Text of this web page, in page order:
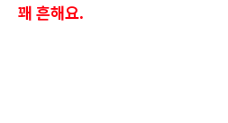
꽤 흔해요.